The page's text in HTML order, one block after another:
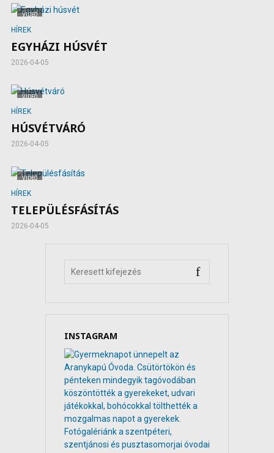
VIDEÓ
HÍREK
EGYHÁZI HÚSVÉT
2026-04-05
VIDEÓ
HÍREK
HÚSVÉTVÁRÓ
2026-04-05
VIDEÓ
HÍREK
TELEPÜLÉSFÁSÍTÁS
2026-04-05
INSTAGRAM